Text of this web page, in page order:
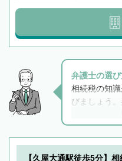
弁護士の選
相続税の知
びましょう
と他士業と
解決のみな
できます。
でフィーリン
【久屋大通駅徒歩5分】